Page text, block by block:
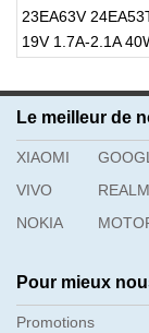
23EA63V
19V 1.7A-2.1A
XIAOMI
VIVO
NOKIA
Promotions